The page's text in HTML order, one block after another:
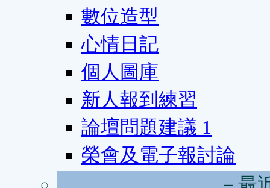
數位造型
心情日記
個人圖庫
新人報到練習
論壇問題建議 1
榮會及電子報討論